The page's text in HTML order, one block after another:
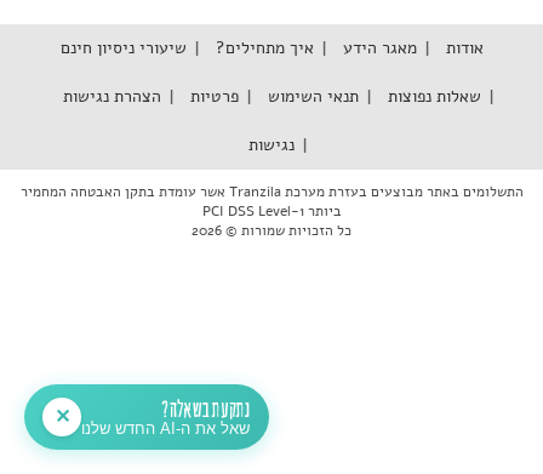
אודות מאגר הידע איך מתחילים? שיעורי ניסיון חינם
שאלות נפוצות תנאי השימוש פרטיות הצהרת נגישות
נגישות
התשלומים באתר מבוצעים בעזרת מערכת Tranzila אשר עומדת בתקן האבטחה המחמיר
ביותר PCI DSS Level-1
כל הזכויות שמורות © 2026
נתקעת בשאלה?
שאל את ה-AI החדש שלנו
✕